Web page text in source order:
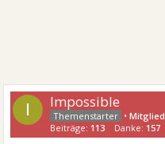
I Impossible
•Mitglied
Beiträge: 113 Danke: 157